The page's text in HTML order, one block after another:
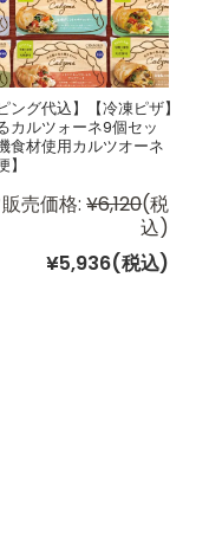
ング代込】【冷凍ピザ】
カルツォーネ9個セッ
食材使用カルツオーネ
】
売価格: ¥6,120(税
込)
¥5,936(税込)